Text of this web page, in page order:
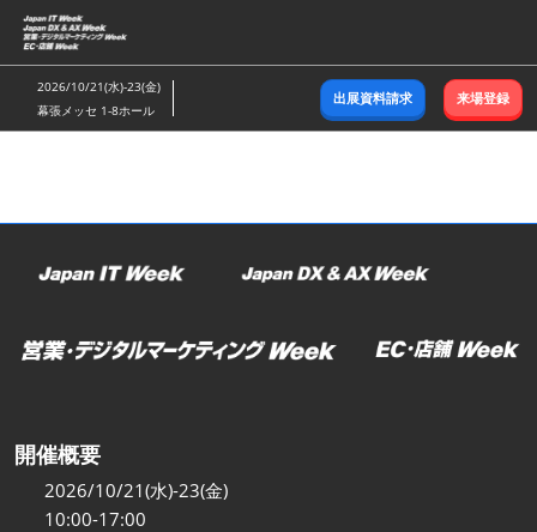
ス
キ
ッ
し
む
2026/10/21(水)-23(金)
幕張メッセ 1-8ホール
出展資料請求 来場登録
開催概要
2026/10/21(水)-23(金)
10:00-17:00